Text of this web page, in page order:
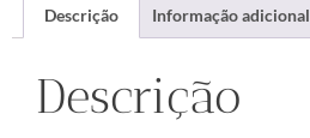
Descrição Informação adicional
Descrição